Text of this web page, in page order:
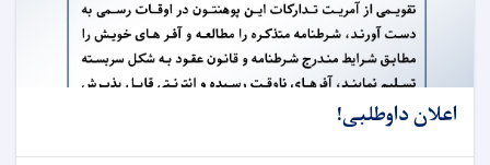
اعلان داوطلبی!